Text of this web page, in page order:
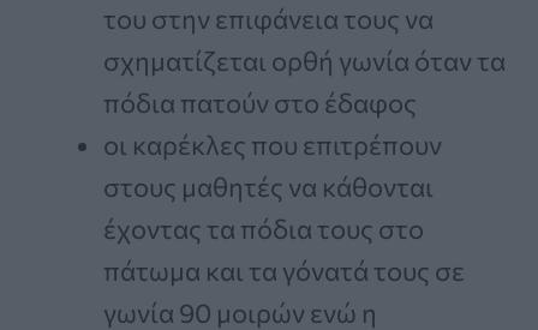
του στην επιφάνεια τους να
σχηματίζεται ορθή γωνία όταν τα
πόδια πατούν στο έδαφος
οι καρέκλες που επιτρέπουν
στους μαθητές να κάθονται
έχοντας τα πόδια τους στο
πάτωμα και τα γόνατά τους σε
γωνία 90 μοιρών ενώ η